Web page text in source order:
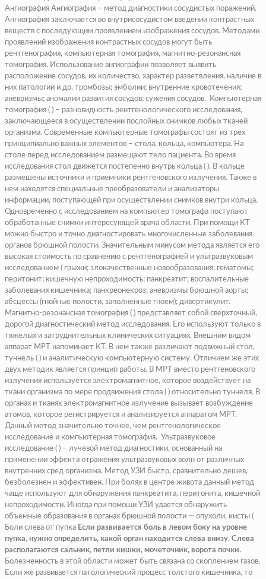
Ангиография Ангиография – метод диагностики сосудистых поражений.
Ангиография заключается во внутрисосудистом введении контрастных
веществ с последующим проявлением изображения сосудов. Методами
проявлений изображения контрастных сосудов могут быть
рентгенография, компьютерная томография, магнитно-резонансная
томография. Использование ангиографии позволяет выявить
расположение сосудов, их количество, характер разветвления, наличие в
них патологии и др. тромбозы; эмболии; внутренние кровотечения;
аневризмы; аномалии развития сосудов; сужения сосудов. Компьютерная
томография ( ) – разновидность рентгенологического исследования,
заключающееся в осуществлении послойных снимков любых тканей
организма. Современные компьютерные томографы состоят из трех
принципиально важных элементов – стола, кольца, компьютера. На
столе перед исследованием размещают тело пациента. Во время
исследования стол движется постепенно внутрь кольца ( ). В кольце
размешены источники и приемники рентгеновского излучения. Также в
нем находятся специальные преобразователи и анализаторы
информации, поступающей при осуществлении снимков внутри кольца.
Одновременно с исследованием на компьютер томографа поступают
обработанные снимки интересующей врача области. При помощи КТ
можно быстро и точно диагностировать многочисленные заболевания
органов брюшной полости. Значительным минусом метода является его
высокая стоимость по сравнению с рентгенографией и ультразвуковым
исследованием ( грыжи; злокачественные новообразования; гематомы;
перитонит; кишечную непроходимость; панкреатит; воспалительные
заболевания кишечника; панкреонекроз; аневризмы брюшной аорты;
абсцессы (гнойные полости, заполненные гноем); дивертикулит.
Магнитно-резонансная томография ( ) представляет собой сверхточный,
дорогой диагностический метод исследования. Его используют только в
тяжелых и затруднительных клинических ситуациях. Внешним видом
аппарат МРТ напоминает КТ. В нем также различают подвижный стол,
туннель ( ) и аналитическую компьютерную систему. Отличием же этих
двух методик является принцип работы. В МРТ вместо рентгеновского
излучения используется электромагнитное, которое воздействует на
ткани организма по мере продвижения стола ( ) относительно туннеля. В
органах и тканях электромагнитное излучение вызывает возбуждение
атомов, которое регистрируется и анализируется аппаратом МРТ.
Данный метод значительно точнее, чем рентгенологическое
исследование и компьютерная томография. Ультразвуковое
исследование ( ) – лучевой метод диагностики, основанный на
применении эффекта отражения ультразвуковых волн от различных
внутренних сред организма. Метод УЗИ быстр, сравнительно дешев,
безболезнен и эффективен. При болях в центре живота данный метод
чаще используют для обнаружения панкреатита, перитонита, кишечной
непроходимости. Иногда при помощи УЗИ удается обнаружить
объемные образования в органах брюшной полости — опухоли, кисты (
Боли слева от пупка Если развивается боль в левом боку на уровне
пупка, нужно определить, какой орган находится слева внизу. Слева
располагаются сальник, петли кишки, мочеточник, ворота почки.
Болезненность в этой области может быть связана со скоплением газов.
Если же развивается патологический процесс толстого кишечника, то